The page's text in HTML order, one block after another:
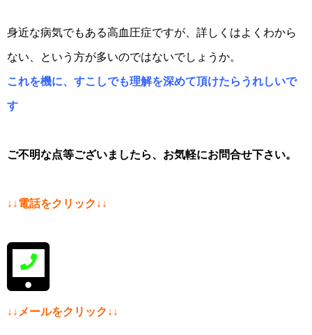
身近な病気でもある高血圧症ですが、詳しくはよくわから
ない、という方が多いのではないでしょうか。
これを機に、すこしでも理解を深めて頂けたらうれしいで
す
ご不明な点等ございましたら、お気軽にお問合せ下さい。
↓↓電話をクリック↓↓
↓↓メールをクリック↓↓